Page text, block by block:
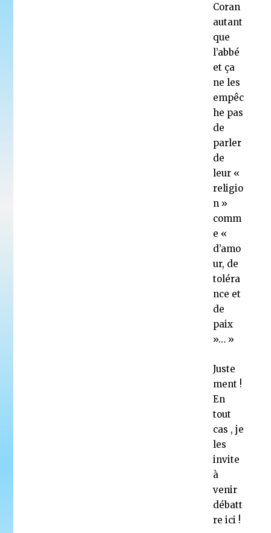
Coran
autant
que
l’abbé
et ça
ne les
empêc
he pas
de
parler
de
leur «
religio
n »
comm
e «
d’amo
ur, de
toléra
nce et
de
paix
»… »
Juste
ment !
En
tout
cas , je
les
invite
à
venir
débatt
re ici !